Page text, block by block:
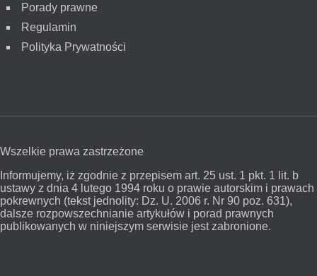
Porady prawne
Regulamin
Polityka Prywatności
Wszelkie prawa zastrzeżone
Informujemy, iż zgodnie z przepisem art. 25 ust. 1 pkt. 1 lit. b
ustawy z dnia 4 lutego 1994 roku o prawie autorskim i prawach
pokrewnych (tekst jednolity: Dz. U. 2006 r. Nr 90 poz. 631),
dalsze rozpowszechnianie artykułów i porad prawnych
publikowanych w niniejszym serwisie jest zabronione.